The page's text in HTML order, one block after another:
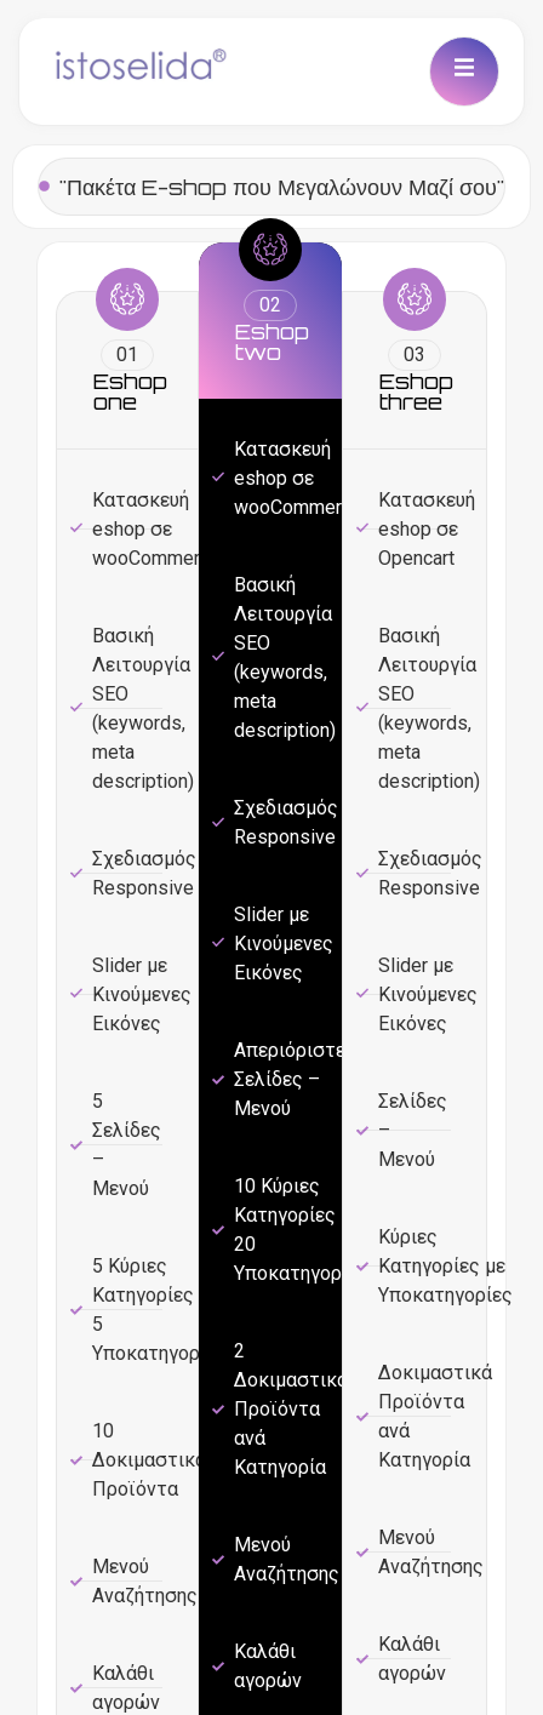
"Πακέτα E-shop που Μεγαλώνουν Μαζί σου"
01
Eshop
one
Κατασκευή
eshop σε
wooCommerce
Βασική
Λειτουργία
SEO
(keywords,
meta
description)
Σχεδιασμός
Responsive
Slider με
Κινούμενες
Εικόνες
5
Σελίδες
–
Μενού
5 Κύριες
Κατηγορίες με
5
Υποκατηγορίες
10
Δοκιμαστικά
Προϊόντα
Μενού
Αναζήτησης
Καλάθι
αγορών
02
Eshop
two
Κατασκευή
eshop σε
wooCommerce
Βασική
Λειτουργία
SEO
(keywords,
meta
description)
Σχεδιασμός
Responsive
Slider με
Κινούμενες
Εικόνες
Απεριόριστες
Σελίδες –
Μενού
10 Κύριες
Κατηγορίες με
20
Υποκατηγορίες
2
Δοκιμαστικά
Προϊόντα
ανά
Κατηγορία
Μενού
Αναζήτησης
Καλάθι
αγορών
03
Eshop
three
Κατασκευή
eshop σε
Opencart
Βασική
Λειτουργία
SEO
(keywords,
meta
description)
Σχεδιασμός
Responsive
Slider με
Κινούμενες
Εικόνες
Σελίδες
–
Μενού
Κύριες
Κατηγορίες με
Υποκατηγορίες
Δοκιμαστικά
Προϊόντα
ανά
Κατηγορία
Μενού
Αναζήτησης
Καλάθι
αγορών